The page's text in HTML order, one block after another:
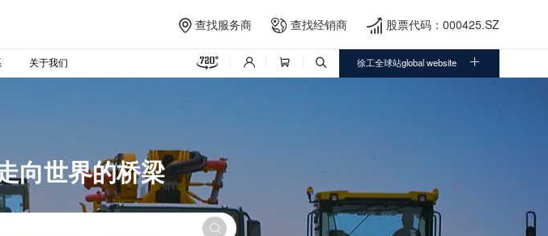
 查找服务商  查找经销商  股票代码：000425.SZ
关于我们     徐工全球站global website 
向世界的桥梁
